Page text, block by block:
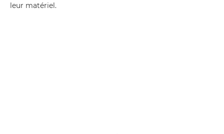
leur matériel.